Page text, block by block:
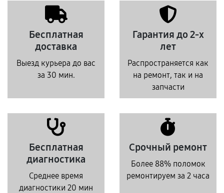
Бесплатная
доставка
Выезд курьера до вас
за 30 мин.
Гарантия до 2-х
лет
Распространяется как
на ремонт, так и на
запчасти
Бесплатная
диагностика
Среднее время
диагностики 20 мин
Срочный ремонт
Более 88% поломок
ремонтируем за 2 часа